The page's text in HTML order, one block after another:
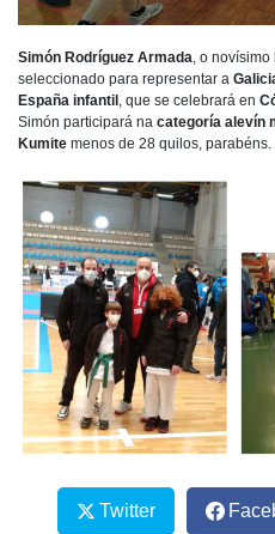
Simón Rodríguez Armada , o
seleccionado para representar a
España infantil , que se celebrará en
Simón participará na categoría alevín
Kumite menos de 28 quilos, parabéns.
Twitter